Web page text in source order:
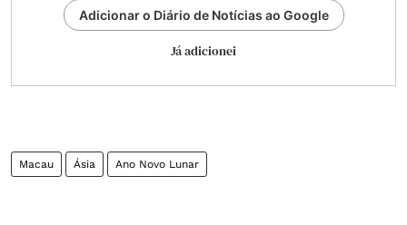
Adicionar o Diário de Notícias ao Google
Já adicionei
Macau Ásia Ano Novo Lunar